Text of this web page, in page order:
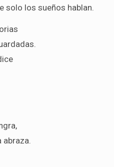
solo los sueños hablan.
abraza.